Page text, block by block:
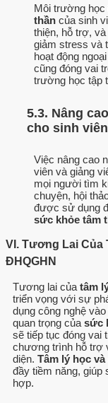
Môi trường
thần của sinh
thiện, hỗ trợ,
giảm stress và
hoạt động
cũng đóng vai
trường học tập
5.3. Nâng
cho sinh
Việc nâng cao
viên và giảng
mọi người tìm
chuyện, hội
được sử dụng
sức khỏe tâm
VI. Tương Lai Của
ĐHQGHN
Tương lai của tâm
triển vọng với sự
dụng công nghệ vào
quan trọng của sức
sẽ tiếp tục đóng vai
chương trình hỗ trợ
diện. Tâm lý học
đầy tiềm năng,
hợp.